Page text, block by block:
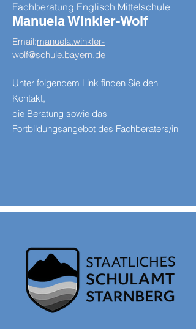
Fachberatung Englisch Mittelschule
Manuela Winkler-Wolf
Email:manuela.winkler-
wolf@schule.bayern.de
Unter folgendem Link finden Sie den
Kontakt,
die Beratung sowie das
Fortbildungsangebot des Fachberaters/in